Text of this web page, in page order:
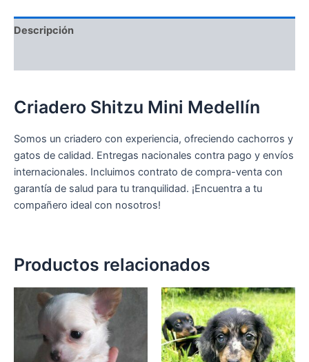
Descripción
Criadero Shitzu Mini Medellín
Somos un criadero con experiencia, ofreciendo cachorros y
gatos de calidad. Entregas nacionales contra pago y envíos
internacionales. Incluimos contrato de compra-venta con
garantía de salud para tu tranquilidad. ¡Encuentra a tu
compañero ideal con nosotros!
Productos relacionados